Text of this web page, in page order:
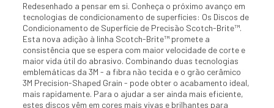
Redesenhado a pensar em si. Conheça o próximo avanço em
tecnologias de condicionamento de superfícies: Os Discos de
Condicionamento de Superfície de Precisão Scotch-Brite™.
Esta nova adição à linha Scotch-Brite™ promete a
consistência que se espera com maior velocidade de corte e
maior vida útil do abrasivo. Combinando duas tecnologias
emblemáticas da 3M - a fibra não tecida e o grão cerâmico
3M Precision-Shaped Grain - pode obter o acabamento ideal,
mais rapidamente. Para o ajudar a ser ainda mais eficiente,
estes discos vêm em cores mais vivas e brilhantes para